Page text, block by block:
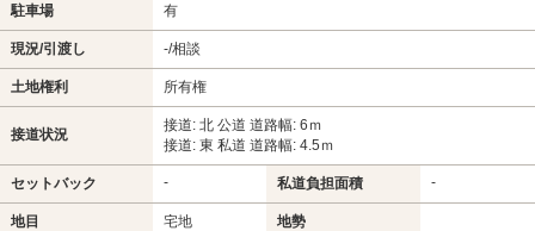
駐車場 有
現況/引渡し -/相談
土地権利 所有権
接道状況
接道: 北 公道 道路幅: 6ｍ
接道: 東 私道 道路幅: 4.5ｍ
セットバック - 私道負担面積 -
地目 宅地 地勢